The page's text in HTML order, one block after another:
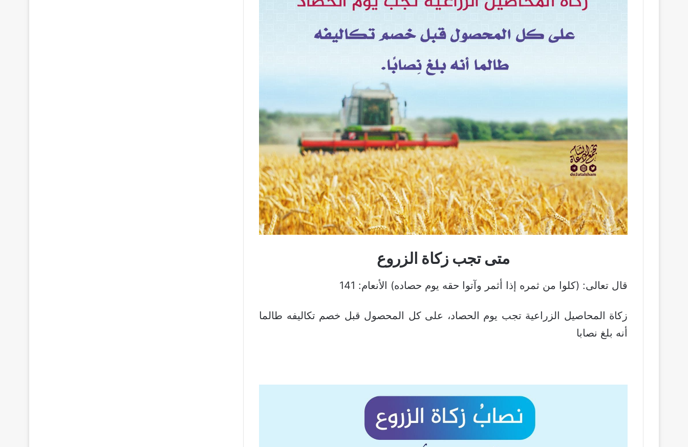
متى تجب زكاة الزروع
قال تعالى: (كلوا من ثمره إذا أثمر وآتوا حقه يوم حصاده) الأنعام: 141
زكاة المحاصيل الزراعية تجب يوم الحصاد، على كل المحصول قبل خصم تكاليفه طالما
أنه بلغ نصابا